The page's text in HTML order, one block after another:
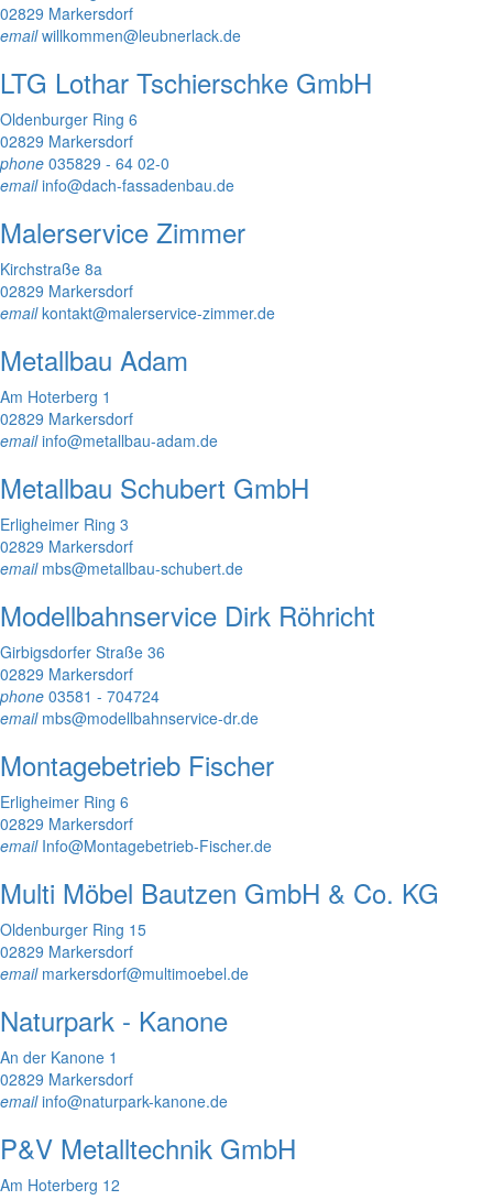
02829 Markersdorf
emailwillkommen@leubnerlack.de
LTG Lothar Tschierschke GmbH
Oldenburger Ring 6
02829 Markersdorf
phone 035829 - 64 02-0
emailinfo@dach-fassadenbau.de
Malerservice Zimmer
Kirchstraße 8a
02829 Markersdorf
emailkontakt@malerservice-zimmer.de
Metallbau Adam
Am Hoterberg 1
02829 Markersdorf
emailinfo@metallbau-adam.de
Metallbau Schubert GmbH
Erligheimer Ring 3
02829 Markersdorf
emailmbs@metallbau-schubert.de
Modellbahnservice Dirk Röhricht
Girbigsdorfer Straße 36
02829 Markersdorf
phone 03581 - 704724
emailmbs@modellbahnservice-dr.de
Montagebetrieb Fischer
Erligheimer Ring 6
02829 Markersdorf
emailInfo@Montagebetrieb-Fischer.de
Multi Möbel Bautzen GmbH & Co. KG
Oldenburger Ring 15
02829 Markersdorf
emailmarkersdorf@multimoebel.de
Naturpark - Kanone
An der Kanone 1
02829 Markersdorf
emailinfo@naturpark-kanone.de
P&V Metalltechnik GmbH
Am Hoterberg 12